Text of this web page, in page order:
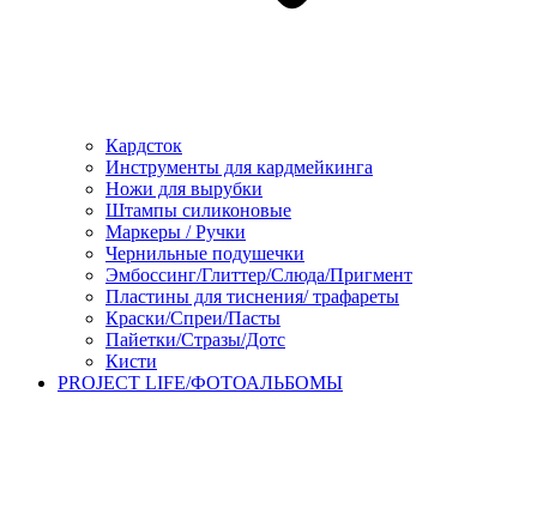
Кардсток
Инструменты для кардмейкинга
Ножи для вырубки
Штампы силиконовые
Маркеры / Ручки
Чернильные подушечки
Эмбоссинг/Глиттер/Слюда/Пригмент
Пластины для тиснения/ трафареты
Краски/Спреи/Пасты
Пайетки/Стразы/Дотс
Кисти
PROJECT LIFE/ФОТОАЛЬБОМЫ